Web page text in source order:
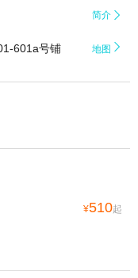
简介 
601a号铺 地图 
¥510起